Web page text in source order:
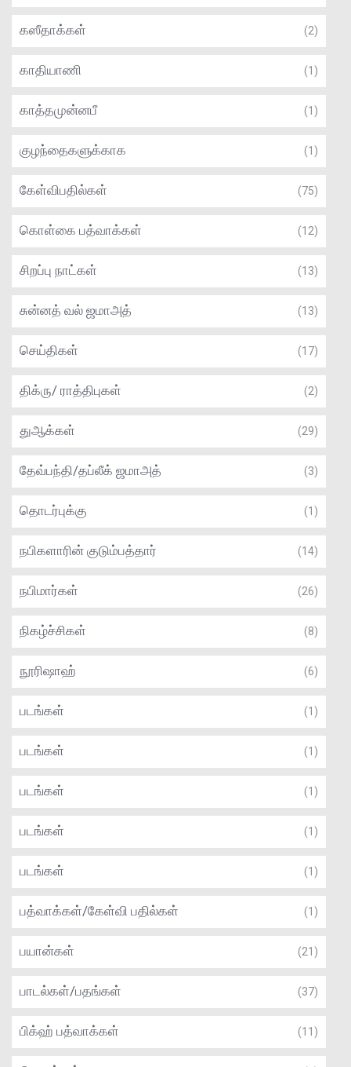
கஸீதாக்கள் (2)
காதியாணி (1)
காத்தமுன்னபீ (1)
குழந்தைகளுக்காக (1)
கேள்விபதில்கள் (75)
கொள்கை பத்வாக்கள் (12)
சிறப்பு நாட்கள் (13)
சுன்னத் வல் ஜமாஅத் (13)
செய்திகள் (17)
திக்ரு/ ராத்திபுகள் (2)
துஆக்கள் (29)
தேவ்பந்தி/தப்லீக் ஜமாஅத் (3)
தொடர்புக்கு (1)
நபிகளாரின் குடும்பத்தார் (14)
நபிமார்கள் (26)
நிகழ்ச்சிகள் (8)
நூரிஷாஹ் (6)
படங்கள் (1)
படங்கள் (1)
படங்கள் (1)
படங்கள் (1)
படங்கள் (1)
பத்வாக்கள்/கேள்வி பதில்கள் (1)
பயான்கள் (21)
பாடல்கள்/பதங்கள் (37)
பிக்ஹ் பத்வாக்கள் (11)